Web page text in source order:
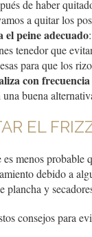
de haber
a quitar los
el peine adecuado
tenedor que
para que los
con frecuencia
una buena
EL
menos probable
debido a
plancha y
consejos para